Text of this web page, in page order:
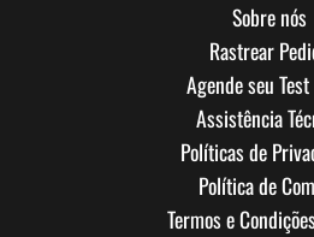
Sobre nós
Rastrear
Agende seu
Assistência
Políticas de
Política de
Termos e